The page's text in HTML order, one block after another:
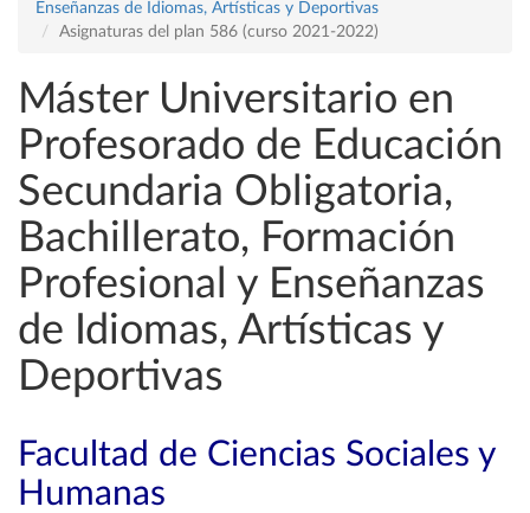
Enseñanzas de Idiomas, Artísticas y Deportivas
Asignaturas del plan 586 (curso 2021-2022)
Máster Universitario en
Profesorado de Educación
Secundaria Obligatoria,
Bachillerato, Formación
Profesional y Enseñanzas
de Idiomas, Artísticas y
Deportivas
Facultad de Ciencias Sociales y
Humanas